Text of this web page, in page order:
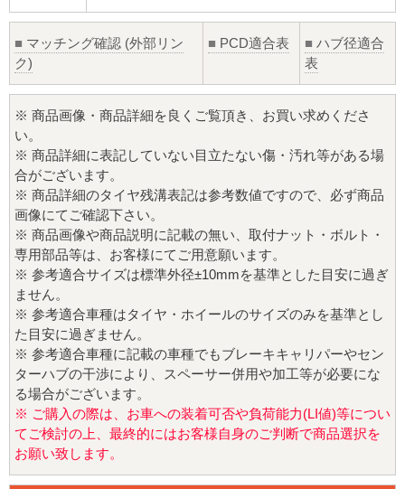
■ マッチング確認 (外部リン
ク)
■ PCD適合表 ■ ハブ径適合
表
※ 商品画像・商品詳細を良くご覧頂き、お買い求めくださ
い。
※ 商品詳細に表記していない目立たない傷・汚れ等がある場
合がございます。
※ 商品詳細のタイヤ残溝表記は参考数値ですので、必ず商品
画像にてご確認下さい。
※ 商品画像や商品説明に記載の無い、取付ナット・ボルト・
専用部品等は、お客様にてご用意願います。
※ 参考適合サイズは標準外径±10mmを基準とした目安に過ぎ
ません。
※ 参考適合車種はタイヤ・ホイールのサイズのみを基準とし
た目安に過ぎません。
※ 参考適合車種に記載の車種でもブレーキキャリパーやセン
ターハブの干渉により、スペーサー併用や加工等が必要にな
る場合がございます。
※ ご購入の際は、お車への装着可否や負荷能力(LI値)等につい
てご検討の上、最終的にはお客様自身のご判断で商品選択を
お願い致します。